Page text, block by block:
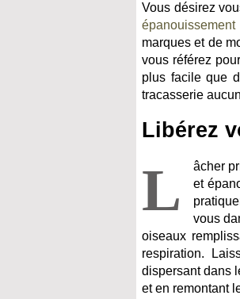
Vous désirez
épanouissement
marques et de
vous référez
plus facile que
tracasserie
Libérez
L
âcher
et
vous
oiseaux
respiration.
dispersant dans
et en remontant